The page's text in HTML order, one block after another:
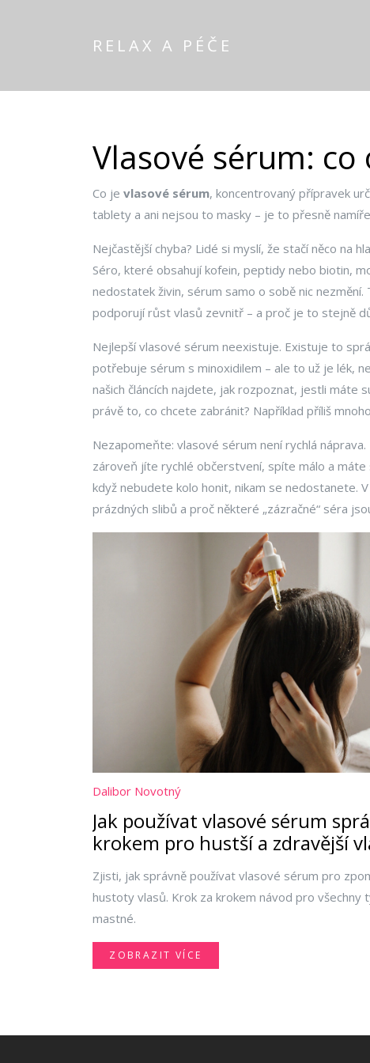
RELAX A PÉČE
Vlasové sérum:
Co je vlasové sérum, koncentrovaný přípravek
tablety a ani nejsou to masky – je to přesně
Nejčastější chyba? Lidé si myslí, že stačí něco na
Séro, které obsahují kofein, peptidy nebo biotin,
nedostatek živin, sérum samo o sobě nic
podporují růst vlasů zevnitř – a proč je to stejně
Nejlepší vlasové sérum neexistuje. Existuje to
potřebuje sérum s minoxidilem – ale to už je lék,
našich článcích najdete, jak rozpoznat, jestli máte
právě to, co chcete zabránit? Například příliš
Nezapomeňte: vlasové sérum není rychlá
zároveň jíte rychlé občerstvení, spíte málo a
když nebudete kolo honit, nikam se nedostanete.
prázdných slibů a proč některé „zázračné“ séra
Dalibor Novotný
Jak používat vlasové sérum
krokem pro hustší a zdravější
Zjisti, jak správně používat vlasové sérum pro
hustoty vlasů. Krok za krokem návod pro všechny
mastné.
ZOBRAZIT VÍCE